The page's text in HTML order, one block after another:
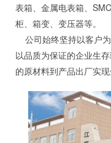
表箱、金属电表箱、
柜、箱变、变压器等。
公司始终坚持以客户
以品质为保证的企业生
的原材料到产品出厂实
质量管理体系认证、职
证。除此之外，公司先
业、科技创新先进企业